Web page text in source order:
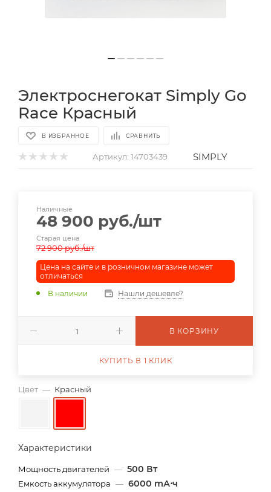
Электроснегокат Simply Go
Race Красный
В ИЗБРАННОЕ СРАВНИТЬ
Артикул: 14703439 SIMPLY
Цвет — Красный
Характеристики
Мощность двигателей — 500 Вт
Емкость аккумулятора — 6000 mА⋅ч
Наличные
48 900 руб./шт
Старая цена
72 900руб./шт
Цена на сайте и в розничном магазине может
отличаться
В наличии
Нашли дешевле?
В КОРЗИНУ
КУПИТЬ В 1 КЛИК